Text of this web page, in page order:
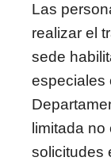
Las
realizar el
sede
especiales
limitada
solicitudes